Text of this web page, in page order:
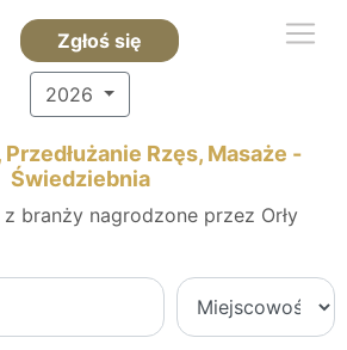
Zgłoś się
2026
Rzęs, Masaże -
Świedziebnia
branży nagrodzone przez Orły